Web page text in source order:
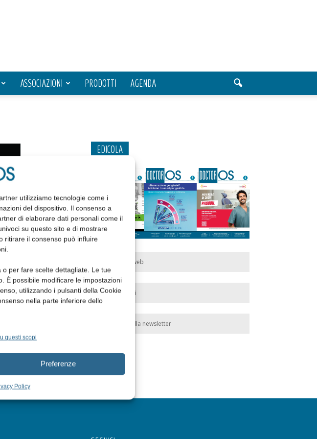
utilizziamo tecnologie come i
del dispositivo. Il consenso a
di elaborare dati personali come il
su questo sito e di mostrare
ritirare il consenso può influire
per fare scelte dettagliate. Le tue
È possibile modificare le impostazioni
utilizzando i pulsanti della Cookie
nella parte inferiore dello
questi scopi
Preferenze
Policy
ASSOCIAZIONI PRODOTTI AGENDA
EDICOLA
Edicola web
Abbonati
Iscriviti alla newsletter